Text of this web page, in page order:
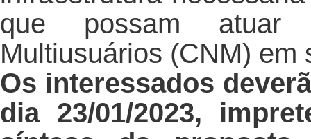
que possam atuar
Multiusuários (CNM) em
Os interessados
dia 23/01/2023,